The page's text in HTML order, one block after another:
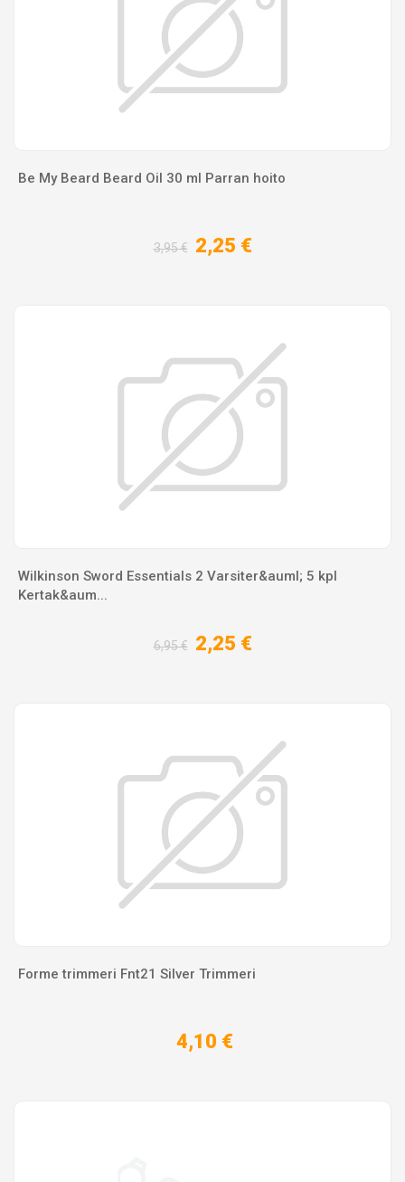
Be My Beard Beard Oil 30 ml Parran hoito
3,95 € 2,25 €
Wilkinson Sword Essentials 2 Varsiter&auml; 5 kpl
Kertak&aum...
6,95 € 2,25 €
Forme trimmeri Fnt21 Silver Trimmeri
4,10 €